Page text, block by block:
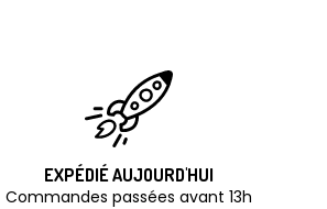
EXPÉDIÉ AUJOURD'HUI
Commandes passées avant 13h